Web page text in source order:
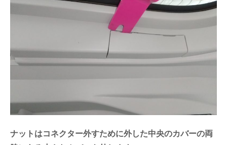
ナットはコネクター外すために外した中央のカバーの両